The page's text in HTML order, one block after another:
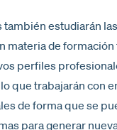
también estudiarán
materia de
perfiles
que trabajarán con
de forma que se
para generar